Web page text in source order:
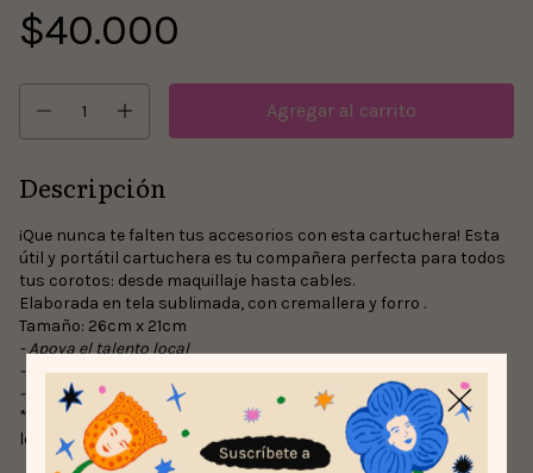
$40.000
Descripción
¡Que nunca te falten tus accesorios con esta cartuchera! Esta
útil y portátil cartuchera es tu compañera perfecta para todos
tus corotos: desde maquillaje hasta cables.
Elaborada en tela sublimada, con cremallera y forro .
Tamaño: 26cm x 21cm
- Apoya el talento local
- Envíos fácil y rápido
- Pago seguro con MercagoPago
***Somos desperdicio 0. Así que el estampado puede variar
levemente por el corte optimizado de la tela.